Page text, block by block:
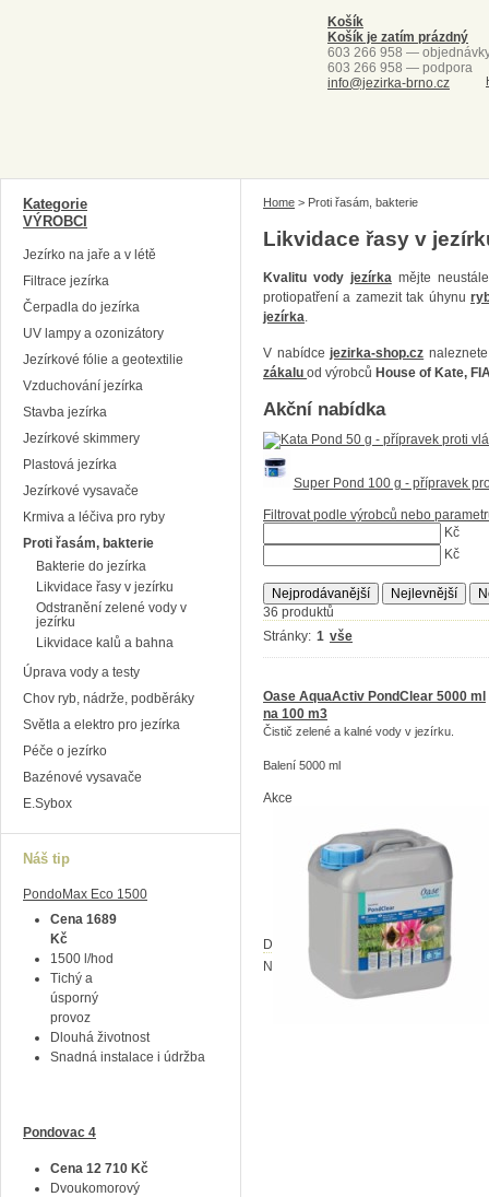
Košík
Košík je zatím prázdný
603 266 958 —
603 266 958 — podpora
info@jezirka-brno.cz
Home > Proti řasám, bakterie
Likvidace řasy v
Kvalitu vody jezírkamějte
protiopatření a zamezit tak úhynu
jezírka.
V nabídcejezirka-shop.cz
zákalu od výrobců House of Kate,
Akční nabídka
Super Pond 100 g - přípravek
Filtrovat podle výrobců nebo
Kč
Kč
Nejprodávanější Nejlevnější
36 produktů
Stránky: 1 vše
Oase AquaActiv PondClear 5000 ml
na 100 m3
Čistič zelené a kalné vody v jezírku.
Balení 5000 ml
Akce
Dostupnost:
Na dotaz
Na dotaz
1 955
Kategorie
VÝROBCI
Jezírko na jaře a v létě
Filtrace jezírka
Čerpadla do jezírka
UV lampy a ozonizátory
Jezírkové fólie a geotextilie
Vzduchování jezírka
Stavba jezírka
Jezírkové skimmery
Plastová jezírka
Jezírkové vysavače
Krmiva a léčiva pro ryby
Proti řasám, bakterie
Bakterie do jezírka
Likvidace řasy v jezírku
Odstranění zelené vody v
jezírku
Likvidace kalů a bahna
Úprava vody a testy
Chov ryb, nádrže, podběráky
Světla a elektro pro jezírka
Péče o jezírko
Bazénové vysavače
E.Sybox
Náš tip
PondoMax Eco 1500
Cena 1689
Kč
1500 l/hod
Tichý a
úsporný
provoz
Dlouhá životnost
Snadná instalace i údržba
Pondovac 4
Cena 12 710 Kč
Dvoukomorový